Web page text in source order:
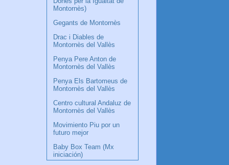
Montornès)
Gegants de Montornès
Drac i Diables de
Montornès del Vallès
Penya Pere Anton de
Montornès del Vallès
Penya Els Bartomeus de
Montornès del Vallès
Centro cultural Andaluz de
Montornès del Vallès
Movimiento Piu por un
futuro mejor
Baby Box Team (Mx
iniciación)